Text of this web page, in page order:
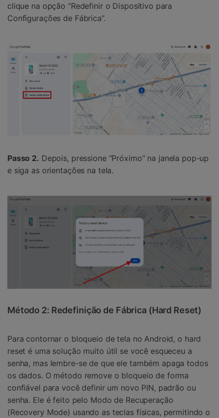
clique na opção “Redefinir o Dispositivo para
Configurações de Fábrica”.
Passo 2. Depois, pressione “Próximo” na janela pop-up
e siga as orientações na tela.
Método 2: Redefinição de Fábrica (Hard Reset)
Para contornar o bloqueio de tela no Android, o hard
reset é uma solução muito útil se você esqueceu a
senha, mas lembre-se de que ele também apaga todos
os dados. O método remove o bloqueio de forma
confiável para você definir um novo PIN, padrão ou
senha. Ele é feito pelo Modo de Recuperação
(Recovery Mode) usando as teclas físicas, permitindo o